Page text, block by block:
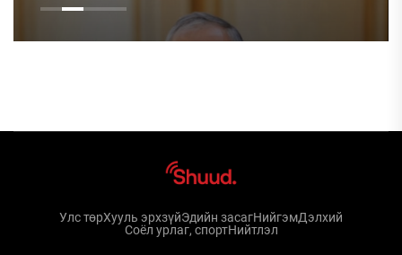
Улс төрХууль эрхзүйЭдийн засагНийгэмДэлхий
Соёл урлаг, спортНийтлэл